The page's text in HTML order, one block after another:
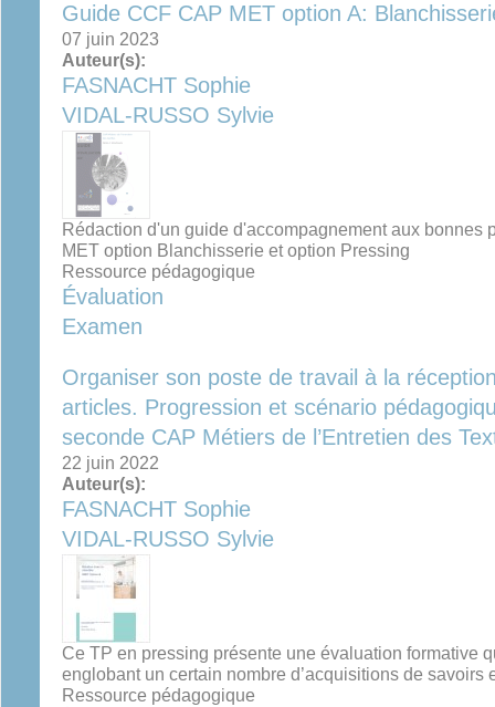
Guide CCF CAP MET option A:
07 juin 2023
Auteur(s):
FASNACHT Sophie
VIDAL-RUSSO Sylvie
Rédaction d'un guide d'accompagnement aux bonnes
MET option Blanchisserie et option Pressing
Ressource pédagogique
Évaluation
Examen
Organiser son poste de travail à la
articles. Progression et scénario
seconde CAP Métiers de l’Entretien des
22 juin 2022
Auteur(s):
FASNACHT Sophie
VIDAL-RUSSO Sylvie
Ce TP en pressing présente une évaluation formative
englobant un certain nombre d’acquisitions de
Ressource pédagogique